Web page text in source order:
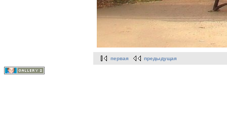
первая предыдущая